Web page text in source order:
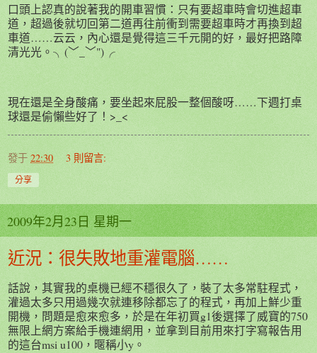
口頭上認真的說著我的開車習慣：只有要超車時會切進超車
道，超過後就切回第二道再往前衝到需要超車時才再換到超
車道……云云，內心還是覺得這三千元開的好，最好把路障
清光光。╮(﹀_﹀")╭
現在還是全身酸痛，要坐起來屁股一整個酸呀……下週打桌
球還是偷懶些好了！>_<
發于 22:30 3 則留言:
分享
2009年2月23日 星期一
近況：很失敗地重灌電腦……
話說，其實我的桌機已經不穩很久了，裝了太多常駐程式，
灌過太多只用過幾次就連移除都忘了的程式，再加上鮮少重
開機，問題是愈來愈多，於是在年初買g1後選擇了威寶的750
無限上網方案給手機連網用，並拿到目前用來打字寫報告用
的這台msi u100，暱稱小y。